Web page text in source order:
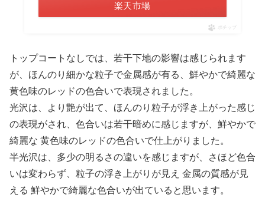
楽天市場
ポチップ
トップコートなしでは、若干下地の影響は感じられます
が、ほんのり細かな粒子で金属感が有る、鮮やかで綺麗な
黄色味のレッドの色合いで表現されました。
光沢は、より艶が出て、ほんのり粒子が浮き上がった感じ
の表現がされ、色合いは若干暗めに感じますが、鮮やかで
綺麗な 黄色味のレッドの色合いで仕上がりました。
半光沢は、多少の明るさの違いを感じますが、さほど色合
いは変わらず、粒子の浮き上がりが見え 金属の質感が見
える 鮮やかで綺麗な色合いが出ていると思います。